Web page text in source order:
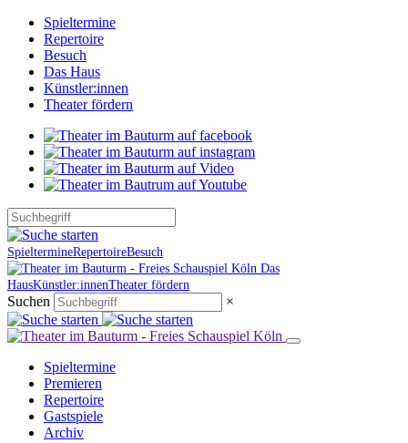
Spieltermine
Repertoire
Besuch
Das Haus
Künstler:innen
Theater fördern
SpieltermineRepertoireBesuch
Das
HausKünstler:innenTheater fördern
Suchen ×
Spieltermine
Premieren
Repertoire
Gastspiele
Archiv